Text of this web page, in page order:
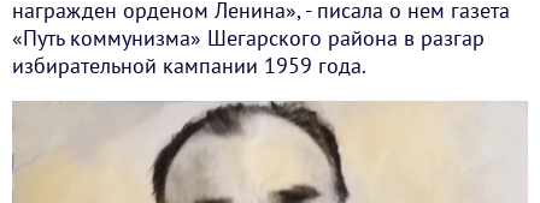
награжден орденом Ленина», - писала о нем газета
«Путь коммунизма» Шегарского района в разгар
избирательной кампании 1959 года.